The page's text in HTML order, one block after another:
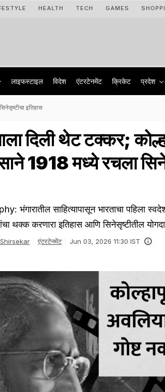
HEALTH TECH GAMES
लाइफस्टाइल विदेश एंटरटेनमेंट क्रिकेट प्रदेश
इतिहास
दिली थेट टक्कर;
1918 मध्ये रचला
साहित्यापासून भारताचा पहिला
थक्क करणारा इतिहास आणि सिनेसृष्टीतील
एंटरटेनमेंट Jun 03, 2026 11:30 IST